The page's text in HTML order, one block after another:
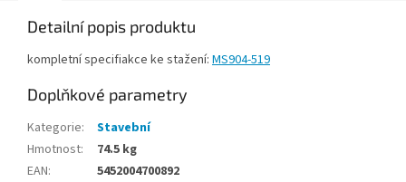
Detailní popis produktu
kompletní specifiakce ke stažení: MS904-519
Doplňkové parametry
Kategorie:
Stavební
Hmotnost:
74.5 kg
EAN:
5452004700892